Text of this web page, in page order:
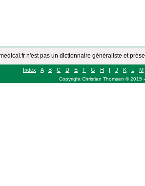
n'est pas un dictionnaire généraliste et
Index -A- B - C - D - E - F - G - H - I - J - K - L - M
Copyright Christian Thomsen ©2015